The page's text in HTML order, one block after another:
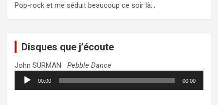
Pop-rock et me séduit beaucoup ce soir là…
Disques que j’écoute
John SURMAN Pebble Dance
Lecteur
audio
00:00 00:00